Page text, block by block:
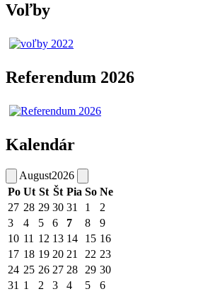
Voľby
Referendum 2026
Kalendár
August2026
Po Ut St Št Pia So Ne
27 28 29 30 31 1
2
3
4 5 6 7 8
9
10 11 12 13 14 15 16
17 18 19 20 21 22 23
24 25 26 27 28 29 30
31 1 2 3 4 5 6